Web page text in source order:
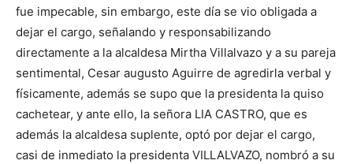
fue impecable, sin embargo, este día se vio obligada a
dejar el cargo, señalando y responsabilizando
directamente a la alcaldesa Mirtha Villalvazo y a su pareja
sentimental, Cesar augusto Aguirre de agredirla verbal y
físicamente, además se supo que la presidenta la quiso
cachetear, y ante ello, la señora LIA CASTRO, que es
además la alcaldesa suplente, optó por dejar el cargo,
casi de inmediato la presidenta VILLALVAZO, nombró a su